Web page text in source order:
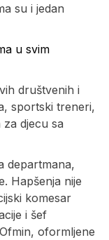
su i jedan
u svim
društvenih i
sportski treneri,
djecu sa
departmana,
Hapšenja nije
komesar
i šef
oformljene